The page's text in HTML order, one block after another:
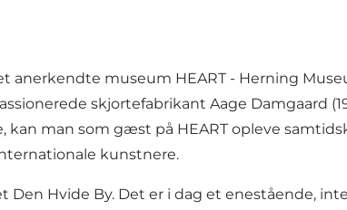
anerkendte museum HEART - Herning
skjortefabrikant Aage Damgaard
man som gæst på HEART opleve
kunstnere.
Den Hvide By. Det er i dag et enestående,